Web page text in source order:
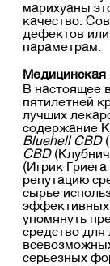
марихуаны
качество.
дефектов
параметрам.
Медицинская
В настоящее
пятилетней
лучших
содержание
Bluehell CBD
CBD
(Игрик
репутацию
сырье
эффективных
упомянуть
средство для
серьезных